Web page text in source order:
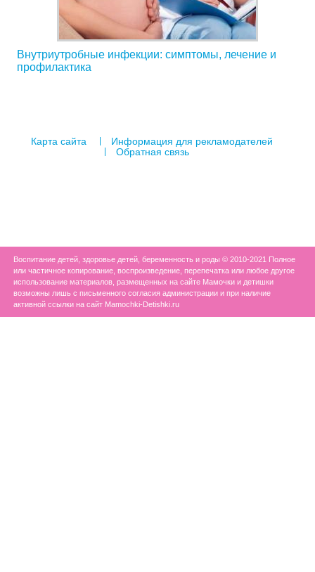
Внутриутробные инфекции: симптомы, лечение и
профилактика
Карта сайта
Информация для рекламодателей
Обратная связь
Воспитание детей, здоровье детей, беременность и роды © 2010-2021 Полное
или частичное копирование, воспроизведение, перепечатка или любое другое
использование материалов, размещенных на сайте Мамочки и детишки
возможны лишь с письменного согласия администрации и при наличие
активной ссылки на сайт Mamochki-Detishki.ru